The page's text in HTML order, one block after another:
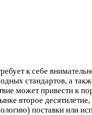
к себе
стандартов, а
может привести к
второе
поставки или